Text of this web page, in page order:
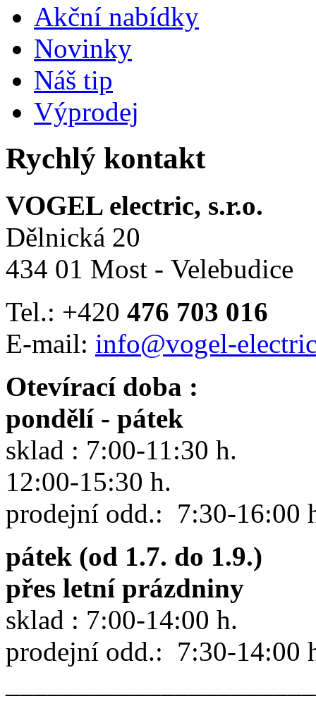
Akční nabídky
Novinky
Náš tip
Výprodej
Rychlý kontakt
VOGEL electric, s.r.o.
Dělnická 20
434 01 Most - Velebudice
Tel.: +420 476 703 016
E-mail: info@vogel-
Otevírací doba :
pondělí - pátek
sklad : 7:00-11:30 h.
12:00-15:30 h.
prodejní odd.: 7:30-16:00
pátek (od 1.7. do 1.9.)
přes letní prázdniny
sklad : 7:00-14:00 h.
prodejní odd.: 7:30-14:00